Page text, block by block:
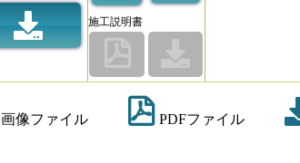
施工説明書
画像ファイル PDFファイル